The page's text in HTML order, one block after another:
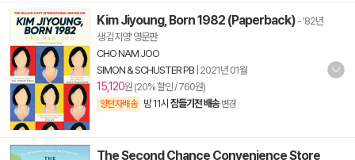
Kim Jiyoung, Born 1982 (Paperback) - '82년
생 김지영' 영문판
CHO NAM JOO
SIMON & SCHUSTER PB 2021년 01월
15,120원 (20% 할인 / 760원)
양탄자배송 밤 11시 잠들기전 배송 변경
The Second Chance Convenience Store